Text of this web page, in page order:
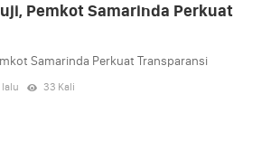
Pemkot Samarinda Perkuat
Samarinda Perkuat Transparansi
lalu 33 Kali